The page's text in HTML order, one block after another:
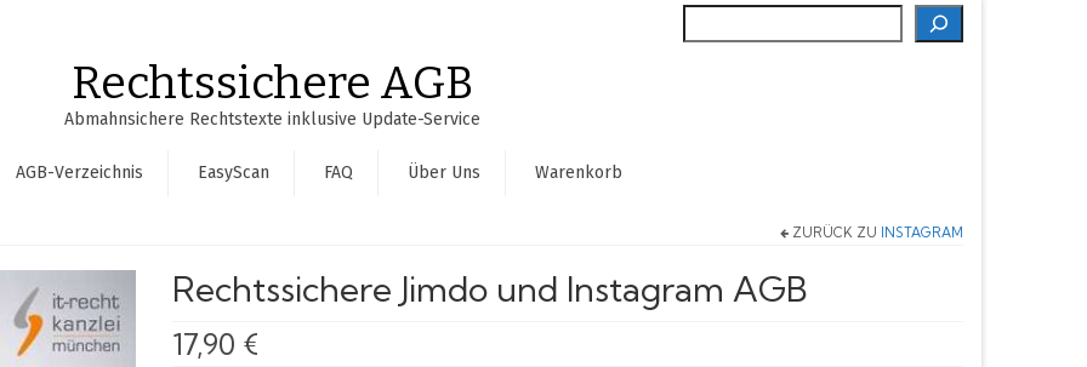
Suche
Rechtssichere AGB
Abmahnsichere Rechtstexte inklusive Update-Service
AGB-Verzeichnis EasyScan FAQ Über Uns Warenkorb
ZURÜCK ZU INSTAGRAM
Rechtssichere Jimdo und Instagram AGB
17,90 €